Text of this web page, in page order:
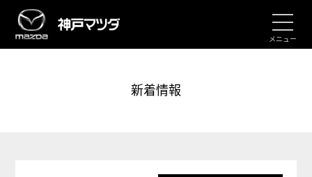
メニュー
新着情報